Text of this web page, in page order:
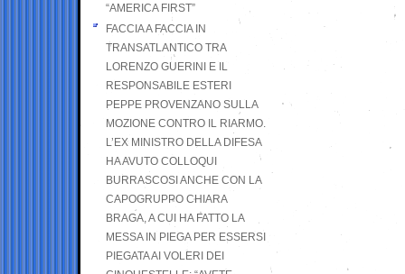
“AMERICA FIRST”
FACCIA A FACCIA IN
TRANSATLANTICO TRA
LORENZO GUERINI E IL
RESPONSABILE ESTERI
PEPPE PROVENZANO SULLA
MOZIONE CONTRO IL RIARMO.
L’EX MINISTRO DELLA DIFESA
HA AVUTO COLLOQUI
BURRASCOSI ANCHE CON LA
CAPOGRUPPO CHIARA
BRAGA, A CUI HA FATTO LA
MESSA IN PIEGA PER ESSERSI
PIEGATA AI VOLERI DEI